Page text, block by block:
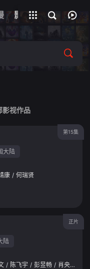
影视
影视作品
第15集
大陆
康 / 何瑞贤
正片
陆
/ 陈飞宇 / 彭昱畅 / 肖央 /